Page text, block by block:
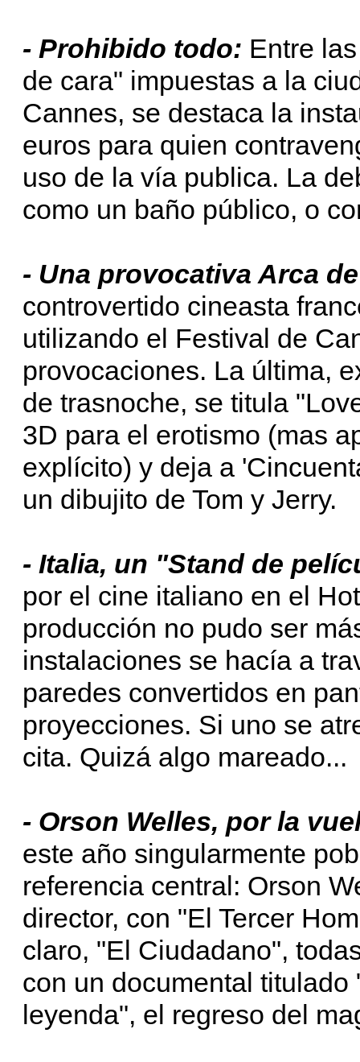
- Prohibido todo: Entre
de cara" impuestas a la
Cannes, se destaca la
euros para quien
uso de la vía publica. La
como un baño público, o
- Una provocativa Arca
controvertido cineasta
utilizando el Festival de
provocaciones. La última,
de trasnoche, se titula
3D para el erotismo (mas
explícito) y deja a
un dibujito de Tom y Jerry.
- Italia, un "Stand de
por el cine italiano en el
producción no pudo ser
instalaciones se hacía a
paredes convertidos en
proyecciones. Si uno se
cita. Quizá algo mareado...
- Orson Welles, por la
este año singularmente
referencia central: Orson
director, con "El Tercer
claro, "El Ciudadano",
con un documental
leyenda", el regreso del